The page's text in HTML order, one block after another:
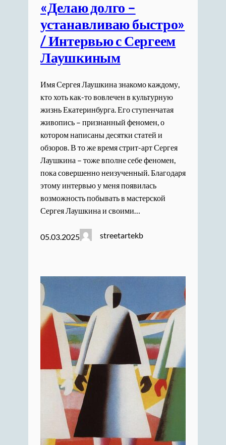
«Делаю долго –
устанавливаю быстро»
/ Интервью с Сергеем
Лаушкиным
Имя Сергея Лаушкина знакомо каждому,
кто хоть как-то вовлечен в культурную
жизнь Екатеринбурга. Его ступенчатая
живопись – признанный феномен, о
котором написаны десятки статей и
обзоров. В то же время стрит-арт Сергея
Лаушкина – тоже вполне себе феномен,
пока совершенно неизученный. Благодаря
этому интервью у меня появилась
возможность побывать в мастерской
Сергея Лаушкина и своими…
05.03.2025 streetartekb